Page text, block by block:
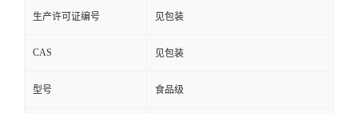
生产许可证编号 见包装
CAS 见包装
型号 食品级